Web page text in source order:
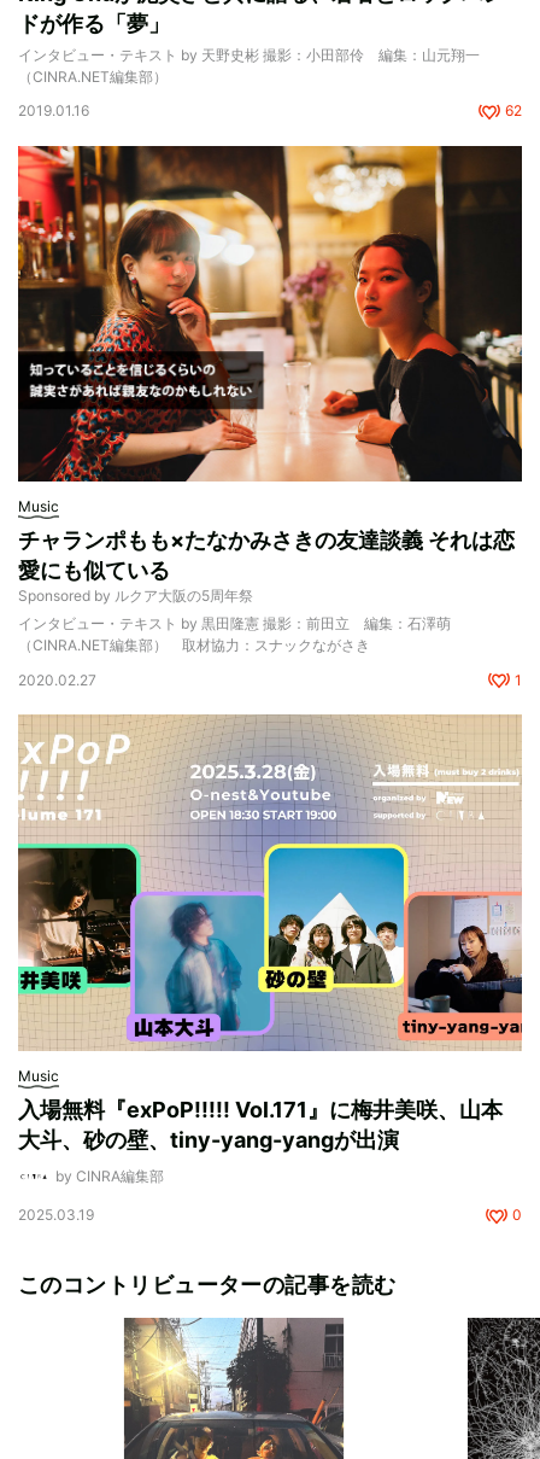
ドが作る「夢」
インタビュー・テキスト by 天野史彬 撮影：小田部伶 編集：山元翔一
（CINRA.NET編集部）
2019.01.16
62
Music
チャランポもも×たなかみさきの友達談義 それは恋
愛にも似ている
Sponsored by ルクア大阪の5周年祭
インタビュー・テキスト by 黒田隆憲 撮影：前田立 編集：石澤萌
（CINRA.NET編集部） 取材協力：スナックながさき
2020.02.27
1
Music
入場無料『exPoP!!!!! Vol.171』に梅井美咲、山本
大斗、砂の壁、tiny-yang-yangが出演
by CINRA編集部
2025.03.19 0
このコントリビューターの記事を読む